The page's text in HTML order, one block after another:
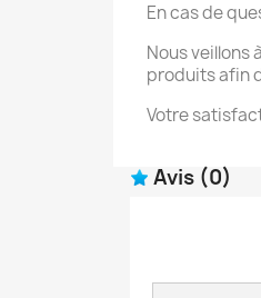
En cas de
Nous veillons
produits afin
Votre
Avis (0)